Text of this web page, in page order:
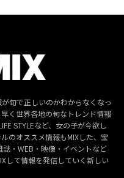
旬で正しいのかわからなくなっ
く世界各地の旬なトレンド情報
STYLEなど、女の子が今欲し
のオススメ情報もMIXした、宝
・WEB・映像・イベントなど
して情報を発信していく新しい